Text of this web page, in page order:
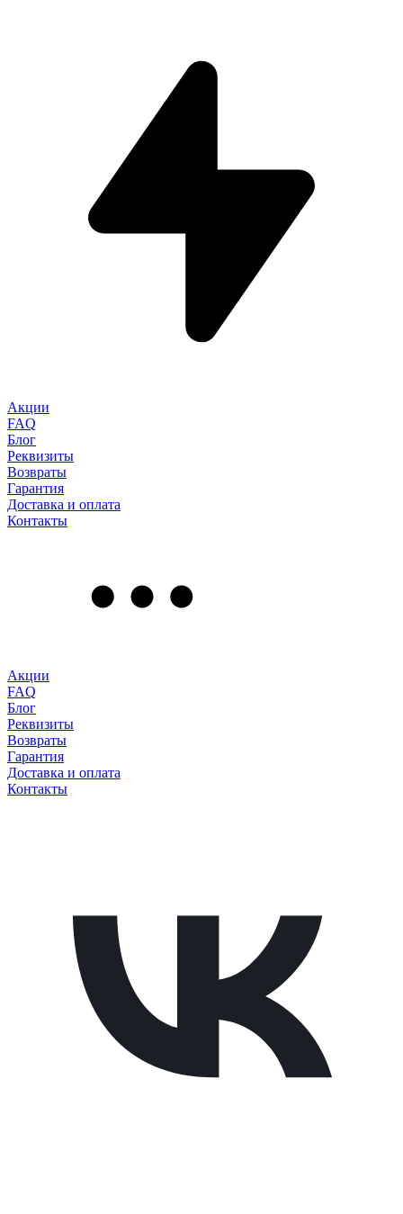
Акции
FAQ
Блог
Реквизиты
Возвраты
Гарантия
Доставка и оплата
Контакты
Акции
FAQ
Блог
Реквизиты
Возвраты
Гарантия
Доставка и оплата
Контакты